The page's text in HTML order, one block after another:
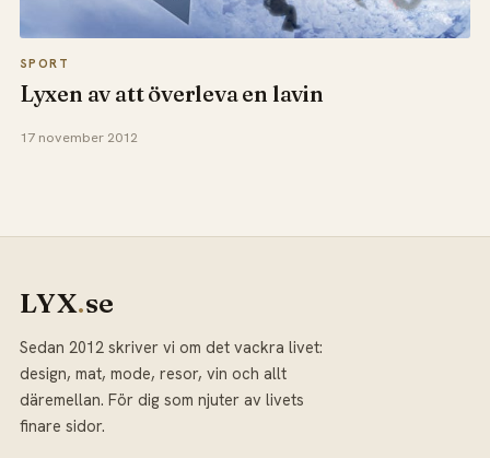
SPORT
Lyxen av att överleva en lavin
17 november 2012
LYX.se
Sedan 2012 skriver vi om det vackra livet:
design, mat, mode, resor, vin och allt
däremellan. För dig som njuter av livets
finare sidor.